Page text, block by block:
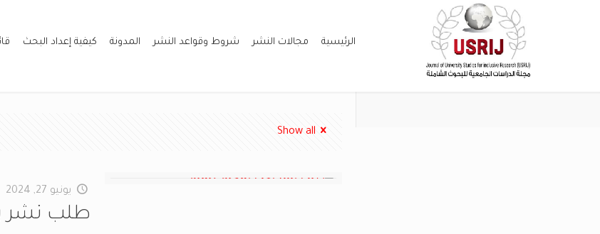
الرئيسية مجالات النشر شروط وقواعد النشر المدونة كيفية إعداد البحث
Show all
يونيو 27, 2024
طلب نشر